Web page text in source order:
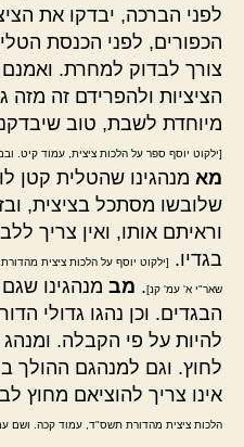
לפני הברכה, יבדקו את
הכפורים, לפני הכנסת
צורך לבדוק למחרת.
הציציות ולהפרידם זה
מיוחדת לשבת, טוב
[ילקוט יוסף ספר על הלכות ציצית, עמוד קיט.
מא מנהגינו שהטלית קטן
שלובשו מסתכל בציצית,
וראיתם אותו, ואין צריך
בגדיו.
[ילקוט יוסף על הלכות ציצית
שאר"י א' עמ' קנ]. מב מנהגינו
הבגדים. וכן נהגו גדולי
להיות על פי הקבלה. ומנהג
לחוץ. וגם למנהגם ההולך
אינו צריך להוציאם מחוץ
הלכות ציצית מהדורת תשס"ד, עמוד קכה. ושם